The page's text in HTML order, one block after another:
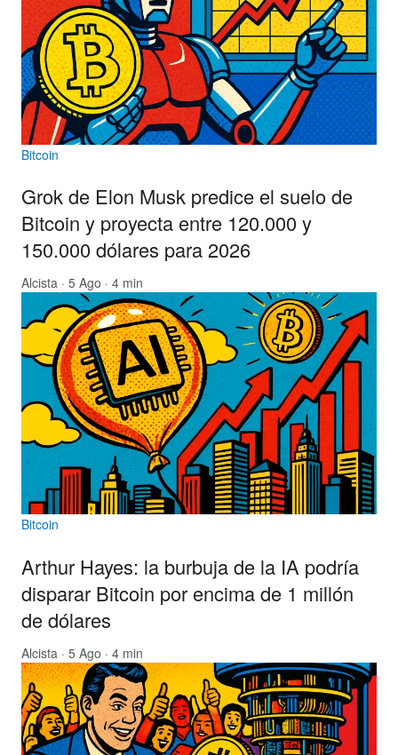
Bitcoin
Grok de Elon Musk predice el suelo de
Bitcoin y proyecta entre 120.000 y
150.000 dólares para 2026
Alcista · 5 Ago · 4 min
Bitcoin
Arthur Hayes: la burbuja de la IA podría
disparar Bitcoin por encima de 1 millón
de dólares
Alcista · 5 Ago · 4 min